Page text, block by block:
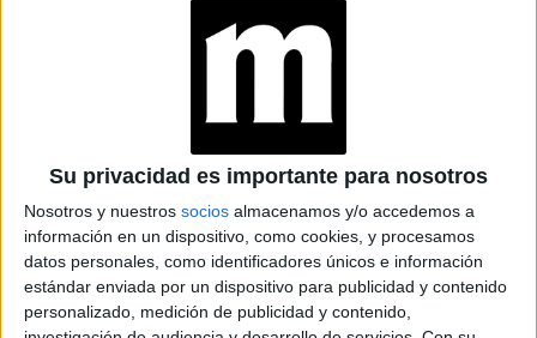
Su privacidad es importante para nosotros
Nosotros y nuestros socios almacenamos y/o accedemos a
información en un dispositivo, como cookies, y procesamos
datos personales, como identificadores únicos e información
estándar enviada por un dispositivo para publicidad y contenido
personalizado, medición de publicidad y contenido,
¿SE PUEDE JUSTIFICAR LA INFIDELIDAD?
TAMBIÉN TE PUEDE INTERESAR
INFIDELIDAD: ¿SE